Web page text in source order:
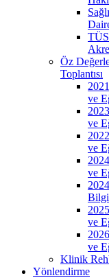
Öz
Toplantısı
ve
ve
ve
ve
ve
ve
Klinik
Yönlendirme